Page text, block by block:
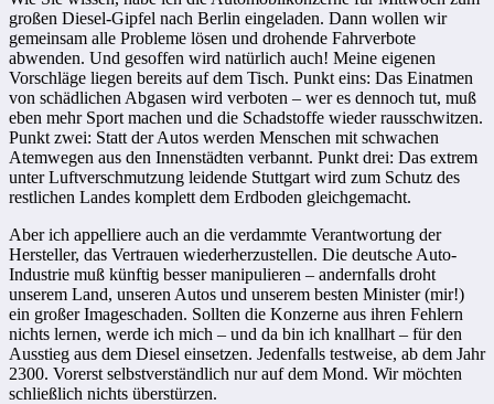
großen Diesel-Gipfel nach Berlin eingeladen. Dann wollen wir
gemeinsam alle Probleme lösen und drohende Fahrverbote
abwenden. Und gesoffen wird natürlich auch! Meine eigenen
Vorschläge liegen bereits auf dem Tisch. Punkt eins: Das Einatmen
von schädlichen Abgasen wird verboten – wer es dennoch tut, muß
eben mehr Sport machen und die Schadstoffe wieder rausschwitzen.
Punkt zwei: Statt der Autos werden Menschen mit schwachen
Atemwegen aus den Innenstädten verbannt. Punkt drei: Das extrem
unter Luftverschmutzung leidende Stuttgart wird zum Schutz des
restlichen Landes komplett dem Erdboden gleichgemacht.
Aber ich appelliere auch an die verdammte Verantwortung der
Hersteller, das Vertrauen wiederherzustellen. Die deutsche Auto-
Industrie muß künftig besser manipulieren – andernfalls droht
unserem Land, unseren Autos und unserem besten Minister (mir!)
ein großer Imageschaden. Sollten die Konzerne aus ihren Fehlern
nichts lernen, werde ich mich – und da bin ich knallhart – für den
Ausstieg aus dem Diesel einsetzen. Jedenfalls testweise, ab dem Jahr
2300. Vorerst selbstverständlich nur auf dem Mond. Wir möchten
schließlich nichts überstürzen.